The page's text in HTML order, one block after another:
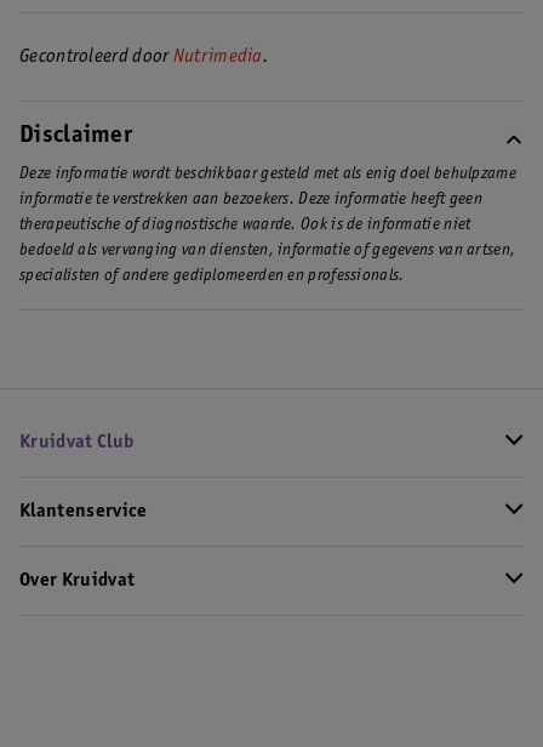
Gecontroleerd doorNutrimedia.
Disclaimer
Deze informatie wordt beschikbaar gesteld met als enig doel behulpzame
informatie te verstrekken aan bezoekers. Deze informatie heeft geen
therapeutische of diagnostische waarde. Ook is de informatie niet
bedoeld als vervanging van diensten, informatie of gegevens van artsen,
specialisten of andere gediplomeerden en professionals.
Kruidvat Club
Klantenservice
Over Kruidvat